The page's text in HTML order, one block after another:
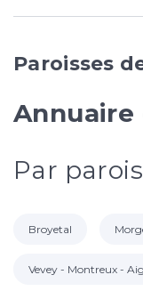
Paroisses
Annuaire
Par
Broyetal
Vevey - Montreux -